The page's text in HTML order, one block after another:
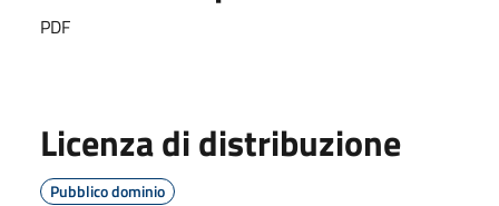
PDF
Licenza di distribuzione
Pubblico dominio